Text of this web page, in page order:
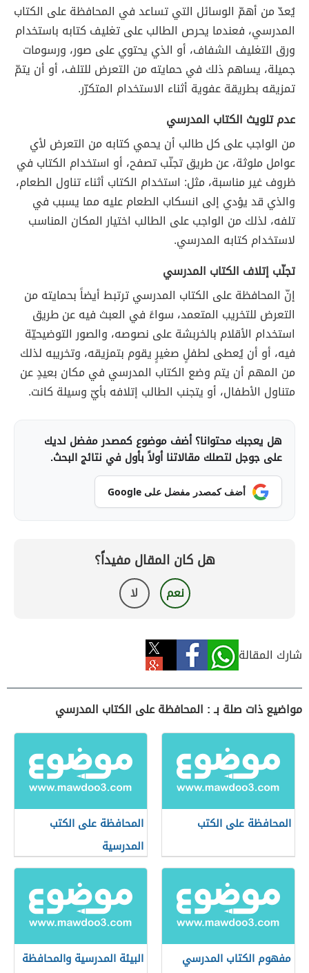
يُعدّ من أهمّ الوسائل التي تساعد في المحافظة على الكتاب
المدرسي، فعندما يحرص الطالب على تغليف كتابه باستخدام
ورق التغليف الشفاف، أو الذي يحتوي على صور، ورسومات
جميلة، يساهم ذلك في حمايته من التعرض للتلف، أو أن يتمّ
تمزيقه بطريقة عفوية أثناء الاستخدام المتكرّر.
عدم تلويث الكتاب المدرسي
من الواجب على كل طالب أن يحمي كتابه من التعرض لأي
عوامل ملوثة، عن طريق تجنّب تصفح، أو استخدام الكتاب في
ظروف غير مناسبة، مثل: استخدام الكتاب أثناء تناول الطعام،
والذي قد يؤدي إلى انسكاب الطعام عليه مما يسبب في
تلفه، لذلك من الواجب على الطالب اختيار المكان المناسب
لاستخدام كتابه المدرسي.
تجنّب إتلاف الكتاب المدرسي
إنّ المحافظة على الكتاب المدرسي ترتبط أيضاً بحمايته من
التعرض للتخريب المتعمد، سواءً في العبث فيه عن طريق
استخدام الأقلام بالخربشة على نصوصه، والصور التوضيحيّة
فيه، أو أن يُعطى لطفلٍ صغيرٍ يقوم بتمزيقه، وتخريبه لذلك
من المهم أن يتم وضع الكتاب المدرسي في مكان بعيدٍ عن
متناول الأطفال، أو يتجنب الطالب إتلافه بأيّ وسيلة كانت.
هل يعجبك محتوانا؟ أضف موضوع كمصدر مفضل لديك
على جوجل لتصلك مقالاتنا أولاً بأول في نتائج البحث.
أضف كمصدر مفضل على Google
هل كان المقال مفيداً؟
نعم لا
شارك المقالة
مواضيع ذات صلة بـ : المحافظة على الكتاب المدرسي
المحافظة على الكتب
المحافظة على الكتب
المدرسية
مفهوم الكتاب المدرسي
البيئة المدرسية والمحافظة